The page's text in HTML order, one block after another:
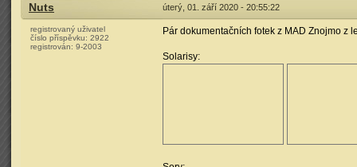
Nuts úterý, 01. září 2020 - 20:55:22
registrovaný uživatel
číslo příspěvku: 2922
registrován: 9-2003
Pár dokumentačních fotek z MAD Znojmo z
Solarisy: